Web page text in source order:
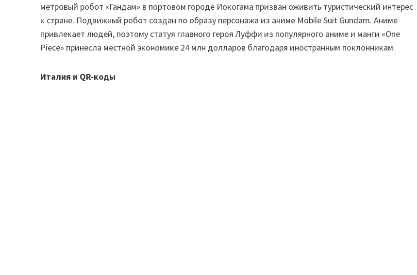
метровый робот «Гандам» в портовом городе Иокогама призван оживить туристический интерес
к стране. Подвижный робот создан по образу персонажа из аниме Mobile Suit Gundam. Аниме
привлекает людей, поэтому статуя главного героя Луффи из популярного аниме и манги «One
Piece» принесла местной экономике 24 млн долларов благодаря иностранным поклонникам.
Италия и QR-коды